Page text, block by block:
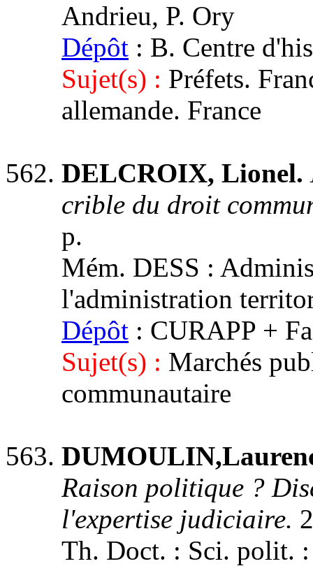
Andrieu, P. Ory
Dépôt : B. Centre
Sujet(s) : Préfets.
allemande. France
DELCROIX, Lionel.
crible du droit
p.
Mém. DESS :
l'administration
Dépôt : CURAPP +
Sujet(s) : Marchés
communautaire
Raison politique ?
l'expertise judiciaire.
Th. Doct. : Sci. polit.